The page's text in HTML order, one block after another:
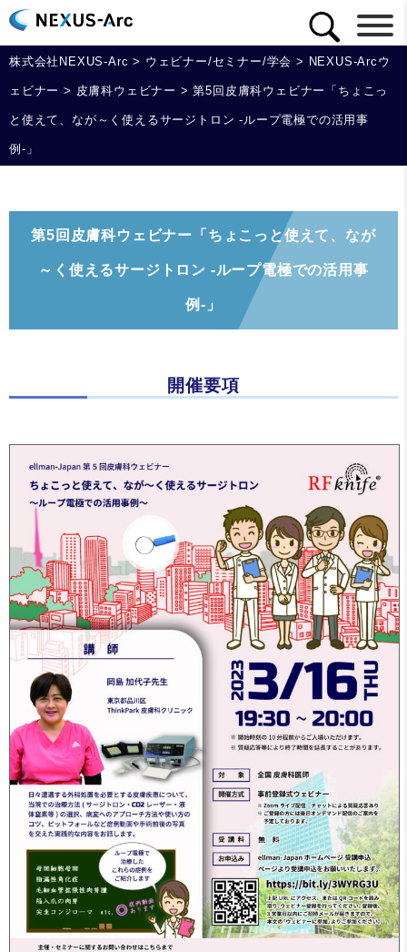
株式会社NEXUS-Arc > ウェビナー/セミナー/学会 > NEXUS-Arcウ
ェビナー > 皮膚科ウェビナー >第5回皮膚科ウェビナー「ちょこっ
と使えて、なが～く使えるサージトロン ‐ループ電極での活用事
例-」
第5回皮膚科ウェビナー「ちょこっと使えて、なが
～く使えるサージトロン ‐ループ電極での活用事
例-」
開催要項